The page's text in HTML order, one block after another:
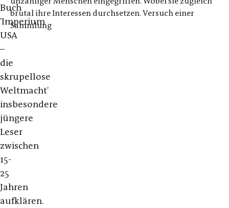
Buch
'Imperium
USA
–
die
skrupellose
Weltmacht'
insbesondere
jüngere
Leser
zwischen
15-
25
Jahren
aufklären.
brutal ihre Interessen durchsetzen. Versuch einer
Sammlung